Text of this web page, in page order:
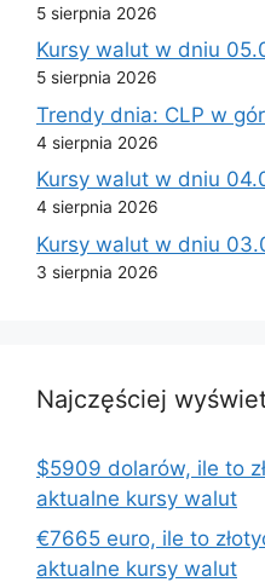
5 sierpnia 2026
Kursy walut w dniu
5 sierpnia 2026
Trendy dnia: CLP w
4 sierpnia 2026
Kursy walut w dniu
4 sierpnia 2026
Kursy walut w dniu
3 sierpnia 2026
Najczęściej
$5909 dolarów, ile to
aktualne kursy walut
€7665 euro, ile to
aktualne kursy walut